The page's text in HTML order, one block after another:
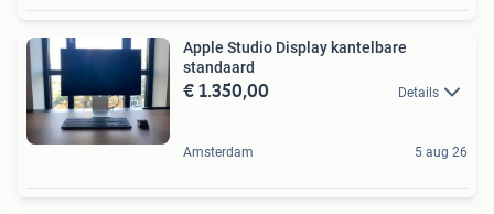
Apple Studio Display kantelbare
standaard
€ 1.350,00 Details
Amsterdam 5 aug 26